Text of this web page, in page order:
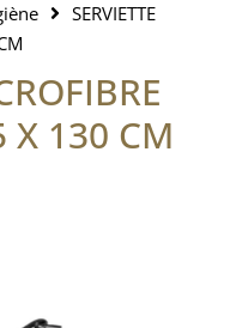
SERVIETTE
X 130 CM